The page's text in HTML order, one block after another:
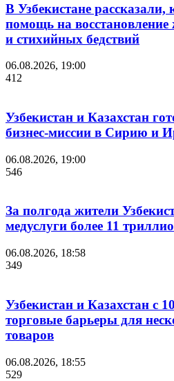
В Узбекистане
помощь на
и стихийных бедствий
06.08.2026, 19:00
412
Узбекистан и Казахстан
бизнес-миссии в Сирию и
06.08.2026, 19:00
546
За полгода жители
медуслуги более 11
06.08.2026, 18:58
349
Узбекистан и Казахстан с
торговые барьеры для
товаров
06.08.2026, 18:55
529